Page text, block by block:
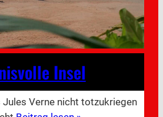
Insel
Jules Verne nicht totzukriegen